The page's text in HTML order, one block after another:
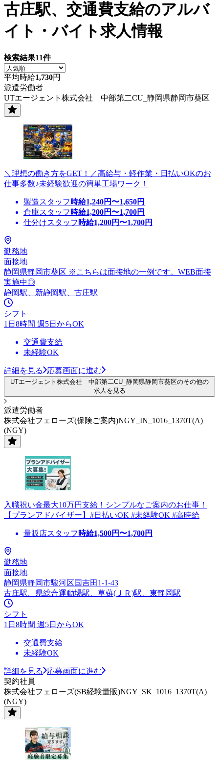
古庄駅、交通費支給のアルバ
イト・バイト求人情報
検索結果11件
平均時給1,730円
派遣労働者
UTエージェント株式会社 中部第二CU_静岡県静岡市葵区
＼理想の働き方をGET！／高給与・軽作業・日払いOKのお
仕事多数♪未経験歓迎の簡単工場ワーク！
製造スタッフ 時給1,240円〜1,650円
倉庫スタッフ 時給1,200円〜1,700円
仕分けスタッフ 時給1,200円〜1,700円
勤務地
面接地
静岡県静岡市葵区 ※こちらは面接地の一例です。WEB面接
実施中◎
静岡駅、新静岡駅、古庄駅
シフト
1日8時間 週5日からOK
交通費支給
未経験OK
詳細を見る 応募画面に進む
UTエージェント株式会社 中部第二CU_静岡県静岡市葵区のその他の
求人を見る
派遣労働者
株式会社フェローズ(保険ご案内)NGY_IN_1016_1370T(A)
(NGY)
入職祝い金最大10万円支給！シンプルなご案内のお仕事！
【プランアドバイザー】#日払いOK #未経験OK #高時給
量販店スタッフ 時給1,500円〜1,700円
勤務地
面接地
静岡県静岡市駿河区国吉田1-1-43
古庄駅、県総合運動場駅、草薙(ＪＲ)駅、東静岡駅
シフト
1日8時間 週5日からOK
交通費支給
未経験OK
詳細を見る
応募画面に進む
契約社員
株式会社フェローズ(SB経験量販)NGY_SK_1016_1370T(A)
(NGY)